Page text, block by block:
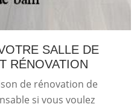
SALLE DE
RÉNOVATION
de rénovation de
si vous voulez